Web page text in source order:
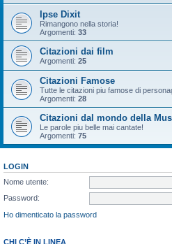
Ipse Dixit
Rimangono nella storia!
Argomenti: 33
Citazioni dai film
Argomenti: 25
Citazioni Famose
Tutte le citazioni piu famose di
Argomenti: 28
Citazioni dal mondo della
Le parole piu belle mai cantate!
Argomenti: 75
LOGIN
Nome utente:
Password:
Ho dimenticato la password
CHI C’È IN LINEA